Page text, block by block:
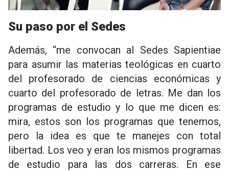
Su paso por el Sedes
Además, “me convocan al Sedes Sapientiae
para asumir las materias teológicas en cuarto
del profesorado de ciencias económicas y
cuarto del profesorado de letras. Me dan los
programas de estudio y lo que me dicen es:
mira, estos son los programas que tenemos,
pero la idea es que te manejes con total
libertad. Los veo y eran los mismos programas
de estudio para las dos carreras. En ese